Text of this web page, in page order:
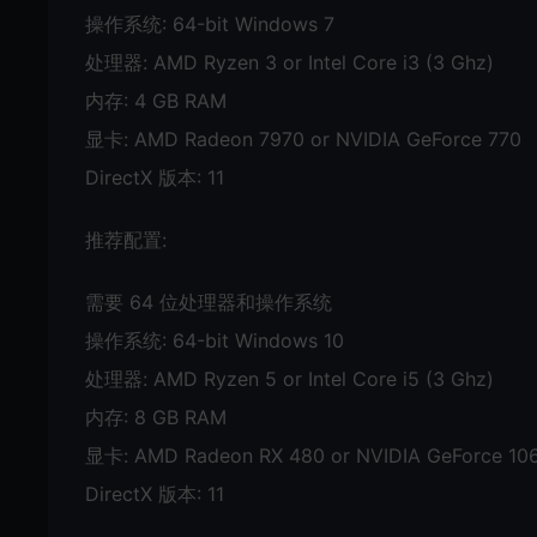
操作系统: 64-bit Windows 7
处理器: AMD Ryzen 3 or Intel Core i3 (3 Ghz)
内存: 4 GB RAM
显卡: AMD Radeon 7970 or NVIDIA GeForce 770
DirectX 版本: 11
推荐配置:
需要 64 位处理器和操作系统
操作系统: 64-bit Windows 10
处理器: AMD Ryzen 5 or Intel Core i5 (3 Ghz)
内存: 8 GB RAM
显卡: AMD Radeon RX 480 or NVIDIA GeForce
DirectX 版本: 11